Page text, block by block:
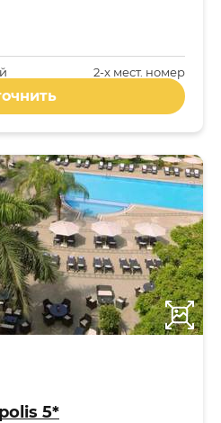
2-x мест. номер
5*